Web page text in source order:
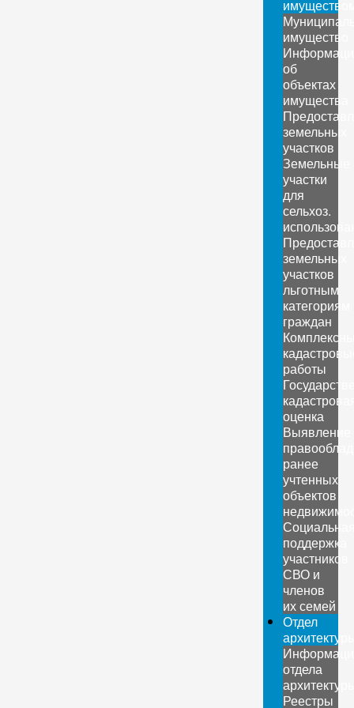
имущество
об
объектах
имущества
земельных
участков
Земельные
участки
для
сельхоз.
земельных
участков
льготным
категориям
граждан
работы
оценка
Выявление
ранее
учтенных
объектов
поддержка
участников
СВО и
членов
их семей
Отдел
отдела
Реестры